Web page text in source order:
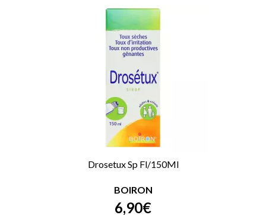
Drosetux Sp Fl/150Ml
BOIRON
6,90€